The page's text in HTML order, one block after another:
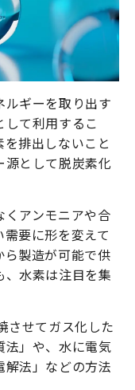
ギーを取り出す
て利用するこ
排出しないこと
として脱炭素化
くアンモニアや合
要に形を変えて
製造が可能で供
水素は注目を集
させてガス化した
法」や、水に電気
法」などの方法